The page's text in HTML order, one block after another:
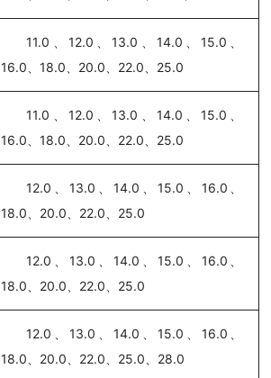
11.0、12.0、13.0、14.0、15.0、
16.0、18.0、20.0、22.0、25.0
11.0、12.0、13.0、14.0、15.0、
16.0、18.0、20.0、22.0、25.0
12.0、13.0、14.0、15.0、16.0、
18.0、20.0、22.0、25.0
12.0、13.0、14.0、15.0、16.0、
18.0、20.0、22.0、25.0
12.0、13.0、14.0、15.0、16.0、
18.0、20.0、22.0、25.0、28.0